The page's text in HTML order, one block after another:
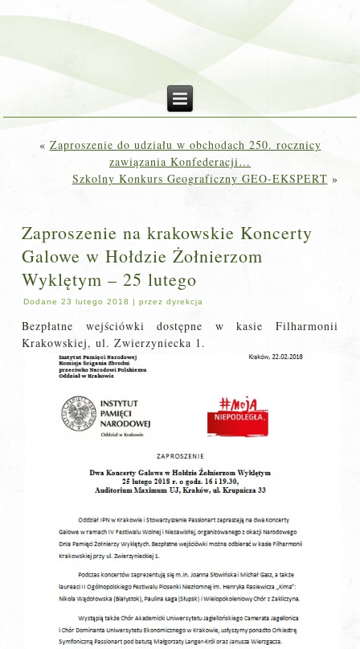
« Zaproszenie do udziału w obchodach 250. rocznicy
zawiązania Konfederacji…
Szkolny Konkurs Geograficzny GEO-EKSPERT »
Zaproszenie na krakowskie Koncerty
Galowe w Hołdzie Żołnierzom
Wyklętym – 25 lutego
Dodane 23 lutego 2018 |przez dyrekcja
Bezpłatne wejściówki dostępne w kasie Filharmonii
Krakowskiej, ul. Zwierzyniecka 1.